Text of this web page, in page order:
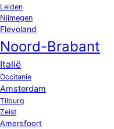
Leiden
Nijmegen
Flevoland
Noord-Brabant
Italië
Occitanie
Amsterdam
Tilburg
Zeist
Amersfoort